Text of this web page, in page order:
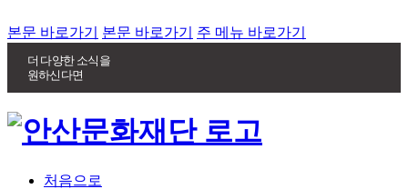
본문 바로가기 본문 바로가기 주 메뉴 바로가기
더 다양한 소식을
원하신다면
처음으로